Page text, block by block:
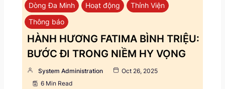
Dòng Đa Minh Hoạt động
Thỉnh Viện
Thông báo
HÀNH HƯƠNG FATIMA BÌNH TRIỆU:
BƯỚC ĐI TRONG NIỀM HY VỌNG
System Administration
Oct 26, 2025
6 Min Read